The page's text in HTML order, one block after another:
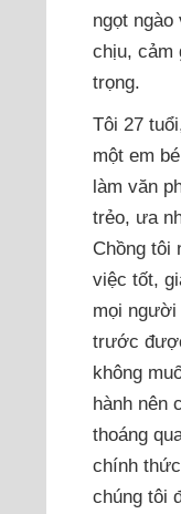
ngọt
chịu, cảm
trọng.
Tôi 27
một em
làm văn
trẻo, ưa
Chồng tôi
việc tốt,
mọi người
trước
không
hành nên
thoáng
chính
chúng tôi